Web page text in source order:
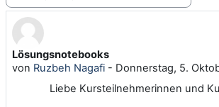
Lösungsnotebooks
von Ruzbeh Nagafi - Donnerstag, 5.
Anzahl Antworten: 0
Liebe Kursteilnehmerinnen und